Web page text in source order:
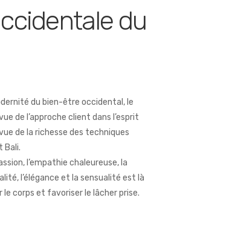
du
du bien-être occidental, le
de l’approche client dans l’esprit
de la richesse des techniques
Bali.
l’empathie chaleureuse, la
l’élégance et la sensualité est là
le corps et favoriser le lâcher prise.